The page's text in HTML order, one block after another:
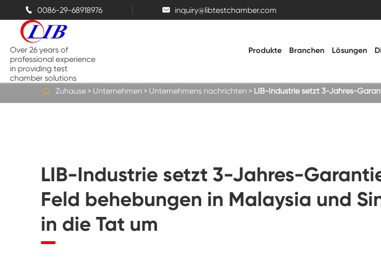
 0086-29-68918976  inquiry@libtestchamber.com
Over 26 years of
professional experience
in providing test
chamber solutions
Produkte
Thermische Kammern
Salz sprüh kammern
UV-Verwitterung tester
Vibrations kammer
Hohe Niedertemperatur-Test
Branchen Lösungen
 Zuhause Unternehmen Unternehmens nachrichten LIB-Industrie setzt 3-Jahres-
LIB-Industrie setzt 3-Jahres-
Feld behebungen in Malaysia und
in die Tat um